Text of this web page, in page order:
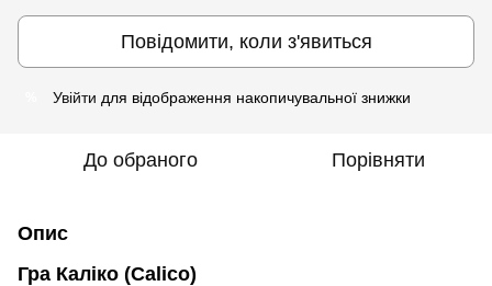
Повідомити, коли з'явиться
Увійти для відображення накопичувальної знижки
До обраного Порівняти
Опис
Гра Каліко (Calico)